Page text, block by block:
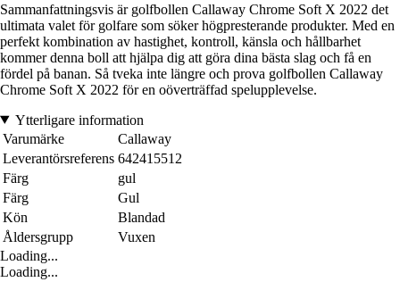
Sammanfattningsvis är golfbollen Callaway Chrome Soft X 2022 det
ultimata valet för golfare som söker högpresterande produkter. Med en
perfekt kombination av hastighet, kontroll, känsla och hållbarhet
kommer denna boll att hjälpa dig att göra dina bästa slag och få en
fördel på banan. Så tveka inte längre och prova golfbollen Callaway
Chrome Soft X 2022 för en oöverträffad spelupplevelse.
Ytterligare information
Varumärke
Callaway
Leverantörsreferens 642415512
Färg
gul
Färg
Gul
Kön
Blandad
Åldersgrupp
Vuxen
Loading...
Loading...